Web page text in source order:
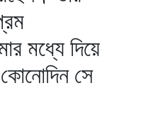
মধ্যে দিয়ে
সে